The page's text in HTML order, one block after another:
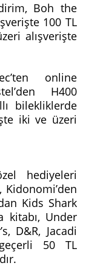
Boh the
100 TL
alışverişte
online
H400
bilekliklerde
iki ve üzeri
hediyeleri
Kidonomi’den
Kids Shark
kitabı, Under
D&R, Jacadi
50 TL